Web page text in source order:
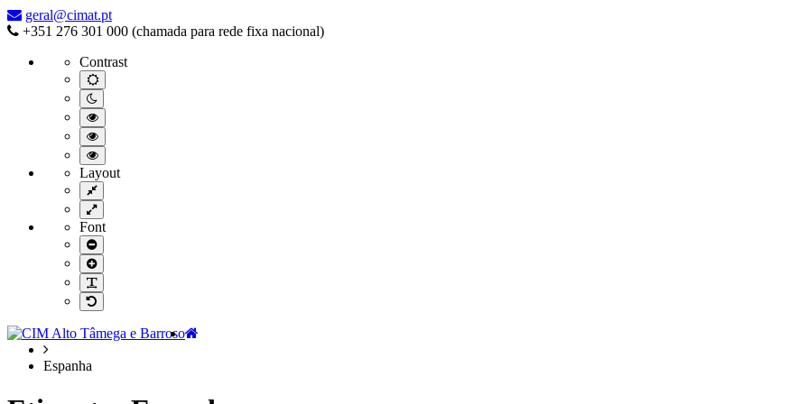
–
Espanha
geral@cimat.pt
+351 276 301 000 (chamada para rede fixa nacional)
Contrast
Default
contrast
Night
contrast
Black
and
White
contrast
Black
and
Yellow
contrast
Yellow
and
Black
contrast
Layout
Fixed
layout
Wide
layout
Font
Smaller
Font
Larger
Font
Readable
Font
Default
Font
Espanha